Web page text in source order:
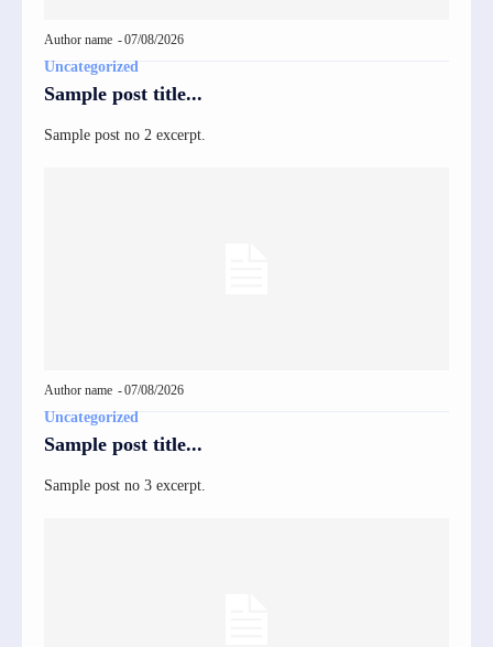
Author name -07/08/2026
Uncategorized
Sample post title...
Sample post no 2 excerpt.
Author name -07/08/2026
Uncategorized
Sample post title...
Sample post no 3 excerpt.